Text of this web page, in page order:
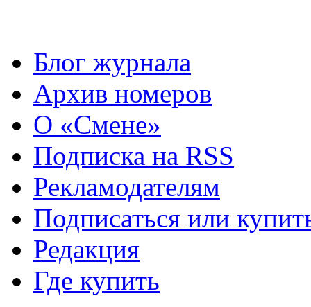
Блог журнала
Архив номеров
О «Смене»
Подписка на RSS
Рекламодателям
Подписаться или
Редакция
Где купить